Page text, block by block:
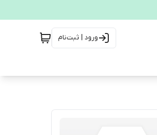
ورود | ثبت‌نام